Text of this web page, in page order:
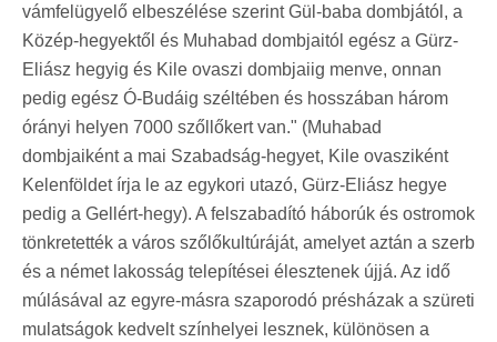
vámfelügyelő elbeszélése szerint Gül-baba dombjától, a
Közép-hegyektől és Muhabad dombjaitól egész a Gürz-
Eliász hegyig és Kile ovaszi dombjaiig menve, onnan
pedig egész Ó-Budáig széltében és hosszában három
órányi helyen 7000 szőllőkert van." (Muhabad
dombjaiként a mai Szabadság-hegyet, Kile ovasziként
Kelenföldet írja le az egykori utazó, Gürz-Eliász hegye
pedig a Gellért-hegy). A felszabadító háborúk és ostromok
tönkretették a város szőlőkultúráját, amelyet aztán a szerb
és a német lakosság telepítései élesztenek újjá. Az idő
múlásával az egyre-másra szaporodó présházak a szüreti
mulatságok kedvelt színhelyei lesznek, különösen a